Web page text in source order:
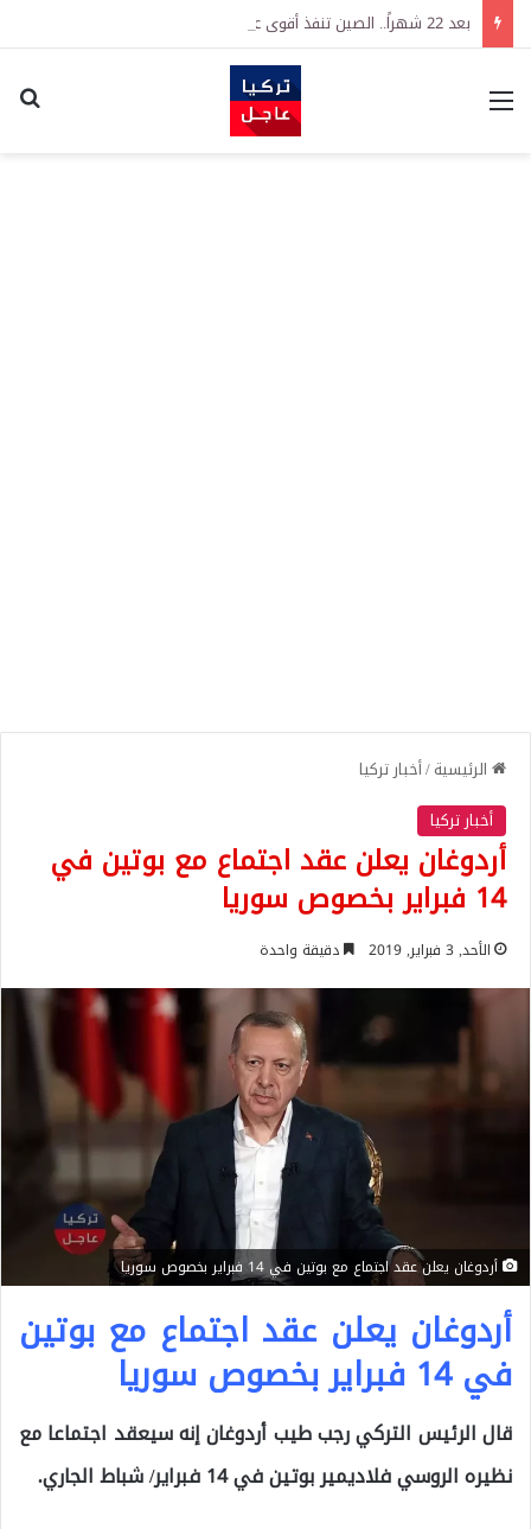
القائمة
الرئيسية/أخبار تركيا
أخبار تركيا
أردوغان يعلن عقد اجتماع مع بوتين في
14 فبراير بخصوص سوريا
الأحد, 3 فبراير, 2019 دقيقة واحدة
أردوغان يعلن عقد اجتماع مع بوتين في 14 فبراير بخصوص سوريا
أردوغان يعلن عقد اجتماع مع بوتين
في 14 فبراير بخصوص سوريا
قال الرئيس التركي رجب طيب أردوغان إنه سيعقد اجتماعا مع
نظيره الروسي فلاديمير بوتين في 14 فبراير/ شباط الجاري.